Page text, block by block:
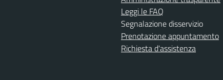
Leggi le FAQ
Segnalazione disservizio
Prenotazione appuntamento
Richiesta d'assistenza